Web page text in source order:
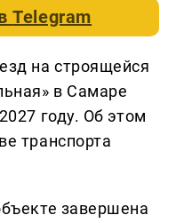
Telegram
на строящейся
в Самаре
году. Об этом
транспорта
завершена